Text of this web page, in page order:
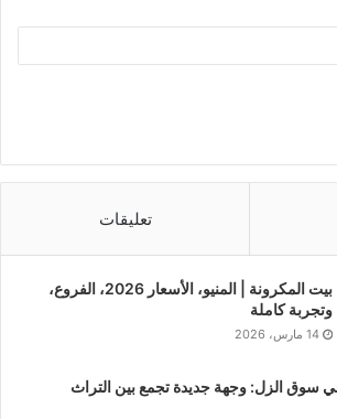
تعليقات
بيت المكرونة | المنيو، الأسعار 2026، الفروع،
وتجربة كاملة
14 مارس، 2026
سوق الزل: وجهة جديدة تجمع بين التراث